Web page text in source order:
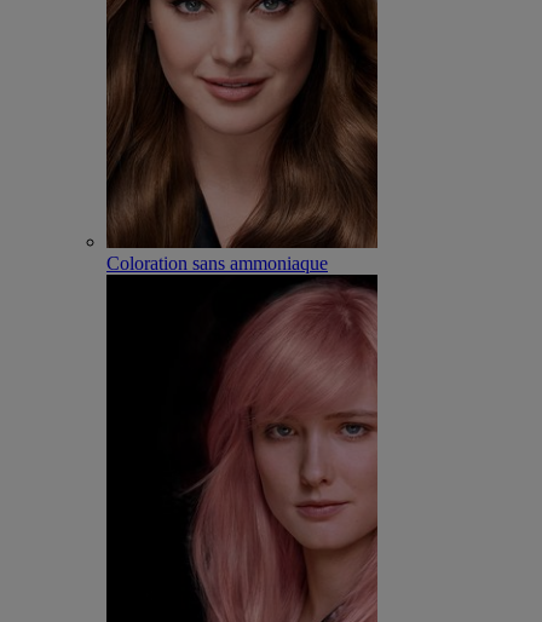
Coloration sans ammoniaque